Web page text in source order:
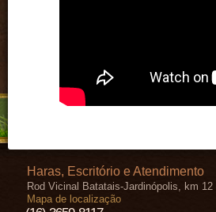
Haras, Escritório e Atendimento
Rod Vicinal Batatais-Jardinópolis, km
Mapa de localização